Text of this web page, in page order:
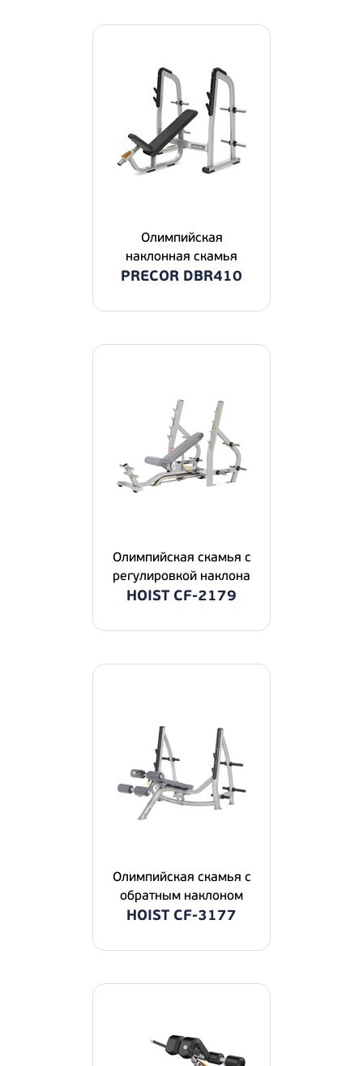
Олимпийская
наклонная скамья
PRECOR DBR410
Олимпийская скамья с
регулировкой наклона
HOIST CF-2179
Олимпийская скамья с
обратным наклоном
HOIST CF-3177